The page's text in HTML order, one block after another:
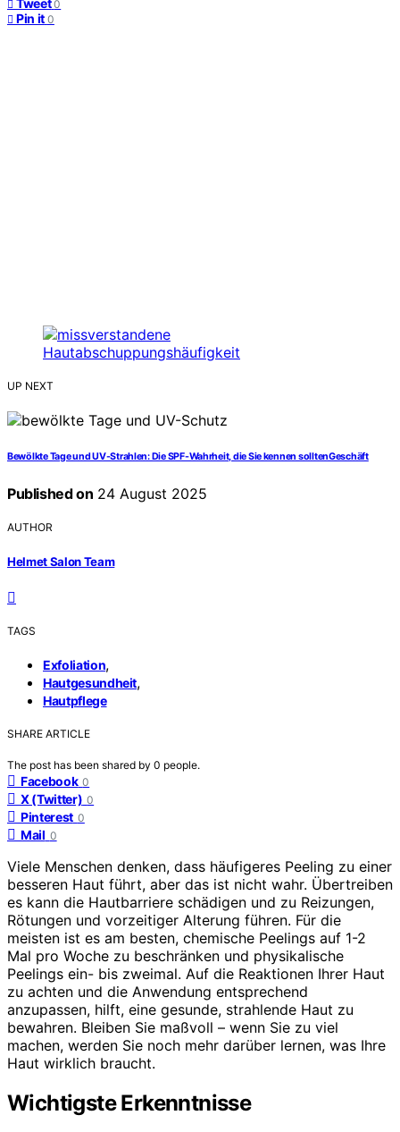
Tweet 0
Pin it 0
UP NEXT
Bewölkte Tage und UV-Strahlen: Die SPF-Wahrheit, die Sie kennen solltenGeschäft
Published on 24 August 2025
AUTHOR
Helmet Salon Team
TAGS
Exfoliation,
Hautgesundheit,
Hautpflege
SHARE ARTICLE
The post has been shared by 0 people.
Facebook 0
X (Twitter) 0
Pinterest 0
Mail 0
Viele Menschen denken, dass häufigeres Peeling zu einer
besseren Haut führt, aber das ist nicht wahr. Übertreiben
es kann die Hautbarriere schädigen und zu Reizungen,
Rötungen und vorzeitiger Alterung führen. Für die
meisten ist es am besten, chemische Peelings auf 1-2
Mal pro Woche zu beschränken und physikalische
Peelings ein- bis zweimal. Auf die Reaktionen Ihrer Haut
zu achten und die Anwendung entsprechend
anzupassen, hilft, eine gesunde, strahlende Haut zu
bewahren. Bleiben Sie maßvoll – wenn Sie zu viel
machen, werden Sie noch mehr darüber lernen, was Ihre
Haut wirklich braucht.
Wichtigste Erkenntnisse